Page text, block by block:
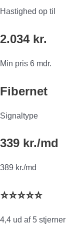
Hastighed op til
2.034 kr.
Min pris 6 mdr.
Fibernet
Signaltype
339 kr./md
389 kr./md
⭐⭐⭐⭐⭐
4,4 ud af 5 stjerner